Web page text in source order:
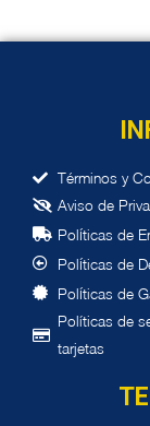
Términos y
Aviso de
Políticas de
Políticas de
Políticas de
Políticas de
tarjetas